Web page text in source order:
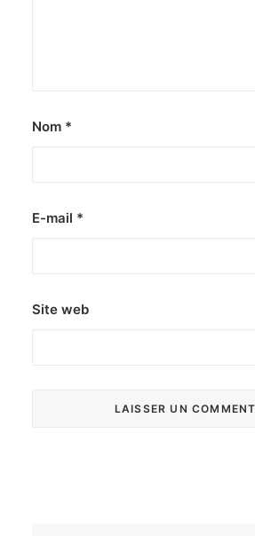
Nom *
E-mail *
Site web